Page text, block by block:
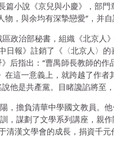
篇小說《京兒與小慶》，部
，與余均有深摯戀愛”，并
政治部秘書，組織《北京
日報》註銷了《〈北京人〉
后指出：“曹禺師長教師的
在這一意義上，就跨越了作
他是共產黨。目睹讒諂將至，
，擔負清華中學國文教員。
，謀劃了文學系列講座，親
漢文學會的成長，捐資千元